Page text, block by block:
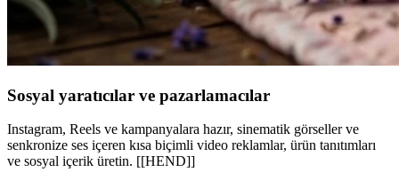
Sosyal yaratıcılar ve pazarlamacılar
Instagram, Reels ve kampanyalara hazır, sinematik görseller ve
senkronize ses içeren kısa biçimli video reklamlar, ürün tanıtımları
ve sosyal içerik üretin. [[HEND]]